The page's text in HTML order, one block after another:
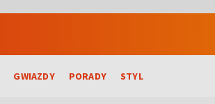
GWIAZDY PORADY STYL